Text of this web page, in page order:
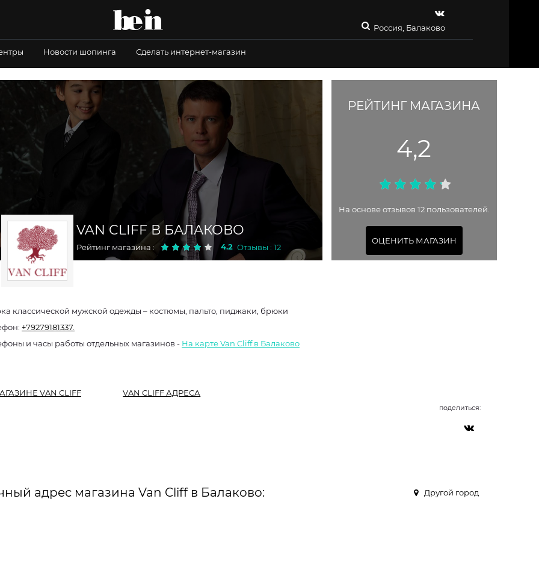
Россия, Балаково
Новости шопинга Сделать интернет-магазин
VAN CLIFF В БАЛАКОВО
Рейтинг магазина : 4.2 Отзывы : 12
РЕЙТИНГ МАГАЗИНА
4,2
На основе отзывов 12 пользователей.
ОЦЕНИТЬ МАГАЗИН
классической мужской одежды – костюмы, пальто, пиджаки, брюки
+79279181337.
и часы работы отдельных магазинов - На карте Van Cliff в Балаково
VAN CLIFF VAN CLIFF АДРЕСА
поделиться:
адрес магазина Van Cliff в Балаково: Другой город